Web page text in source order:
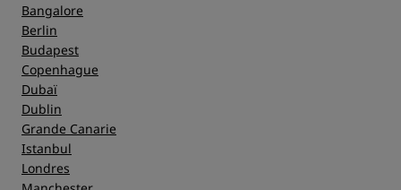
Bangalore
Berlin
Budapest
Copenhague
Dubaï
Dublin
Grande Canarie
Istanbul
Londres